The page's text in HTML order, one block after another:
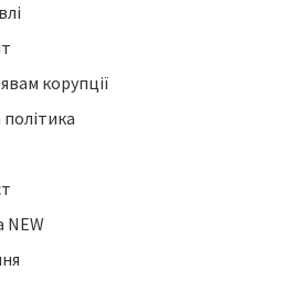
корупції
NEW